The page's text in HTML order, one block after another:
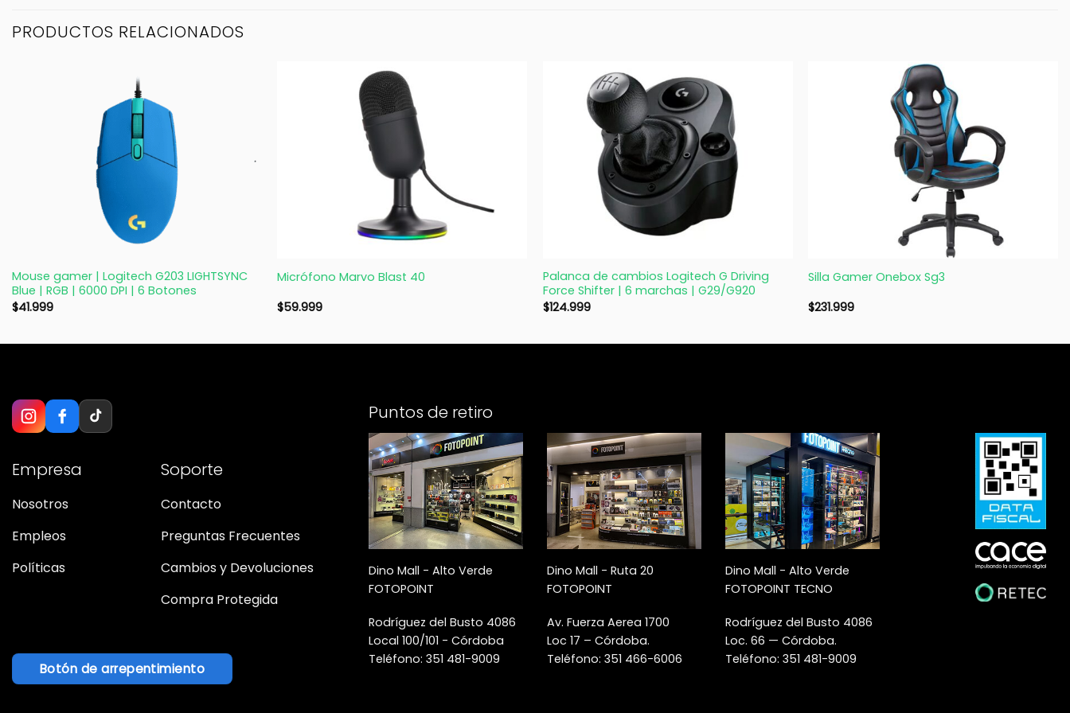
PRODUCTOS RELACIONADOS
Mouse gamer | Logitech G203 LIGHTSYNC
Blue | RGB | 6000 DPI | 6 Botones
$41.999
Micrófono Marvo Blast 40
$59.999
Palanca de cambios Logitech G Driving
Force Shifter | 6 marchas | G29/G920
$124.999
Silla Gamer Onebox Sg3
$231.999
Empresa
Nosotros
Empleos
Políticas
Soporte
Contacto
Preguntas Frecuentes
Cambios y Devoluciones
Compra Protegida
Botón de arrepentimiento
Puntos de retiro
Dino Mall - Alto Verde
FOTOPOINT
Rodríguez del Busto 4086
Local 100/101 - Córdoba
Teléfono: 351 481-9009
Dino Mall - Ruta 20
FOTOPOINT
Av. Fuerza Aerea 1700
Loc 17 – Córdoba.
Teléfono: 351 466-6006
Dino Mall - Alto Verde
FOTOPOINT TECNO
Rodríguez del Busto 4086
Loc. 66 — Córdoba.
Teléfono: 351 481-9009